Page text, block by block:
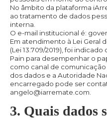
No âmbito da plataforma
ao tratamento de dados
interna.
O e-mail institucional é:
Em atendimento à Lei Geral
(Lei 13.709/2019), foi
Pain para desempenhar o
como canal de
dos dados e a Autoridade
encarregado pode ser
angelo@iarremate.com.
3. Quais dados